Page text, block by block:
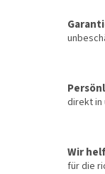
direkt in
Wir
für die